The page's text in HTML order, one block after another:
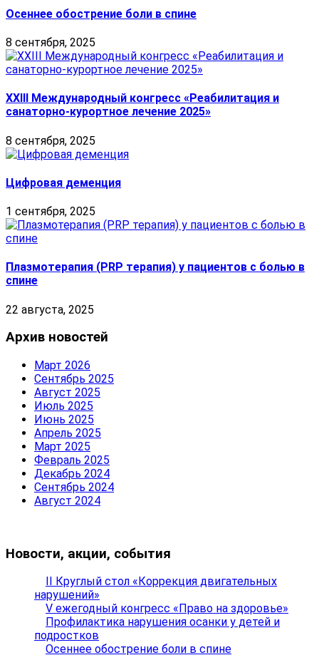
Осеннее обострение боли в спине
8 сентября, 2025
XXIII Международный конгресс «Реабилитация и
санаторно-курортное лечение 2025»
8 сентября, 2025
Цифровая деменция
1 сентября, 2025
Плазмотерапия (PRP терапия) у пациентов с болью в
спине
22 августа, 2025
Архив новостей
Март 2026
Сентябрь 2025
Август 2025
Июль 2025
Июнь 2025
Апрель 2025
Март 2025
Февраль 2025
Декабрь 2024
Сентябрь 2024
Август 2024
Новости, акции, события
II Круглый стол «Коррекция двигательных
нарушений»
V ежегодный конгресс «Право на здоровье»
Профилактика нарушения осанки у детей и
подростков
Осеннее обострение боли в спине